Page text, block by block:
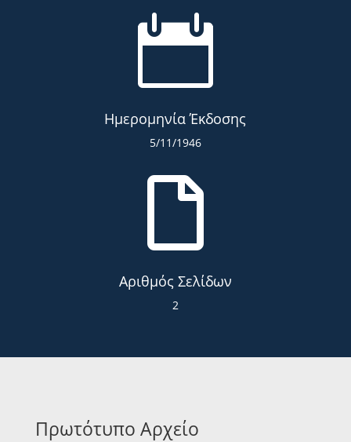

Ημερομηνία Έκδοσης
5/11/1946

Αριθμός Σελίδων
2
Πρωτότυπο Αρχείο